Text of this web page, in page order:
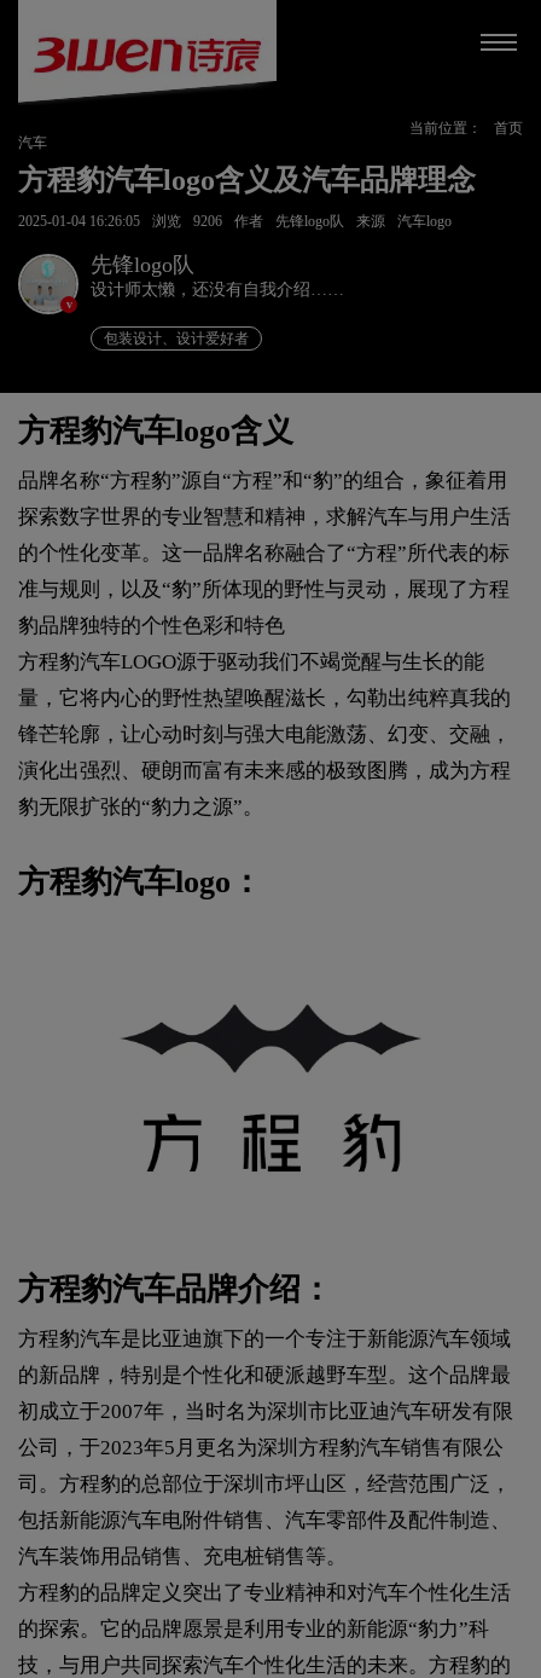
当前位置：
首页
汽车
方程豹汽车logo含义及汽车品牌理念
2025-01-04 16:26:05 浏览 9206 作者 先锋logo队 来源 汽车logo
v
先锋logo队
设计师太懒，还没有自我介绍……
包装设计、设计爱好者
方程豹汽车logo含义
品牌名称“方程豹”源自“方程”和“豹”的组合，象征着用
探索数字世界的专业智慧和精神，求解汽车与用户生活
的个性化变革。这一品牌名称融合了“方程”所代表的标
准与规则，以及“豹”所体现的野性与灵动，展现了方程
豹品牌独特的个性色彩和特色
方程豹汽车LOGO源于驱动我们不竭觉醒与生长的能
量，它将内心的野性热望唤醒滋长，勾勒出纯粹真我的
锋芒轮廓，让心动时刻与强大电能激荡、幻变、交融，
演化出强烈、硬朗而富有未来感的极致图腾，成为方程
豹无限扩张的“豹力之源”。
方程豹汽车logo：
方程豹汽车品牌介绍：
方程豹汽车是比亚迪旗下的一个专注于新能源汽车领域
的新品牌，特别是个性化和硬派越野车型。这个品牌最
初成立于2007年，当时名为深圳市比亚迪汽车研发有限
公司，于2023年5月更名为深圳方程豹汽车销售有限公
司。方程豹的总部位于深圳市坪山区，经营范围广泛，
包括新能源汽车电附件销售、汽车零部件及配件制造、
汽车装饰用品销售、充电桩销售等。
方程豹的品牌定义突出了专业精神和对汽车个性化生活
的探索。它的品牌愿景是利用专业的新能源“豹力”科
技，与用户共同探索汽车个性化生活的未来。方程豹的